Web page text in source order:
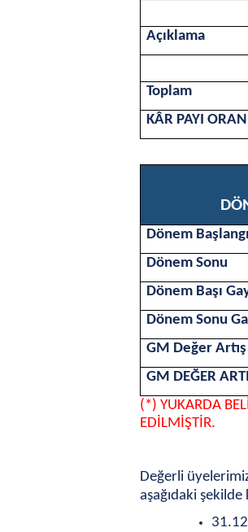
Açıklama
Toplam
KÂR PAYI ORANI
Dönem
Dönem Sonu
Dönem Başı
Dönem Sonu
GM Değer Artış
GM DEĞER
(*) YUKARDA
EDİLMİŞTİR.
Değerli
aşağıdaki